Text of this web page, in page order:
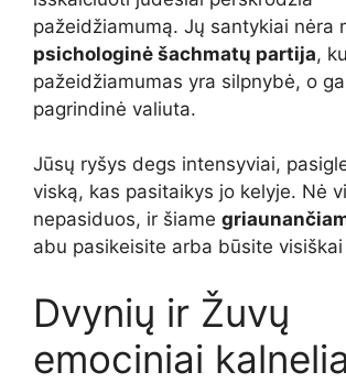
pažeidžiamumą. Jų santykiai nėra
psichologinė šachmatų partija,
pažeidžiamumas yra silpnybė, o
pagrindinė valiuta.
Jūsų ryšys degs intensyviai,
viską, kas pasitaikys jo kelyje. Nė
nepasiduos, ir šiame
abu pasikeisite arba būsite
Dvynių ir Žuvų
emociniai